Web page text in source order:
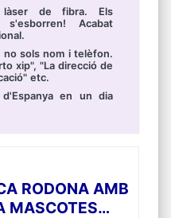
làser de fibra. Els
s'esborren! Acabat
no sols nom i telèfon.
xip", "La direcció de
etc.
en un dia
RODONA AMB
MASCOTES